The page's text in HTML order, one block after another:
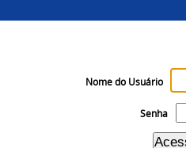
Nome do Usuário
Senha